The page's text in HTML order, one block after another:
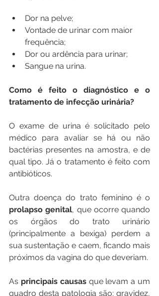
Dor na pelve;
Vontade de urinar com maior
frequência;
Dor ou ardência para urinar;
Sangue na urina.
Como é feito o diagnóstico e o
tratamento de infecção urinária?
O exame de urina é solicitado pelo
médico para avaliar se há ou não
bactérias presentes na amostra, e de
qual tipo. Já o tratamento é feito com
antibióticos.
prolapso genital, que ocorre quando
os órgãos do trato urinário
(principalmente a bexiga) perdem a
sua sustentação e caem, ficando mais
próximos da vagina do que deveriam.
As principais causas que levam a um
quadro desta patologia são: gravidez,